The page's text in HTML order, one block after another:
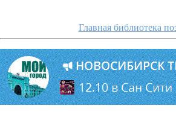
Главная библиотека